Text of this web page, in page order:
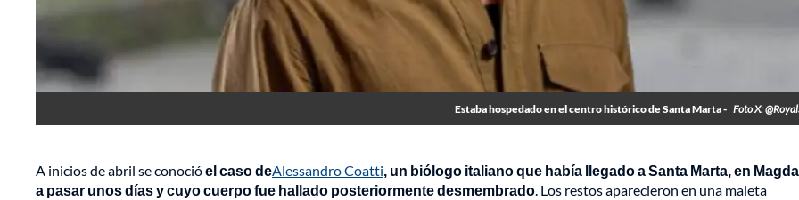
Estaba hospedado en el centro histórico de Santa Marta - Foto X:
A inicios de abril se conocióel caso deAlessandro Coatti, un biólogo italiano que había llegado a Santa Marta, en
a pasar unos días y cuyo cuerpo fue hallado posteriormente desmembrado. Los restos aparecieron en una maleta